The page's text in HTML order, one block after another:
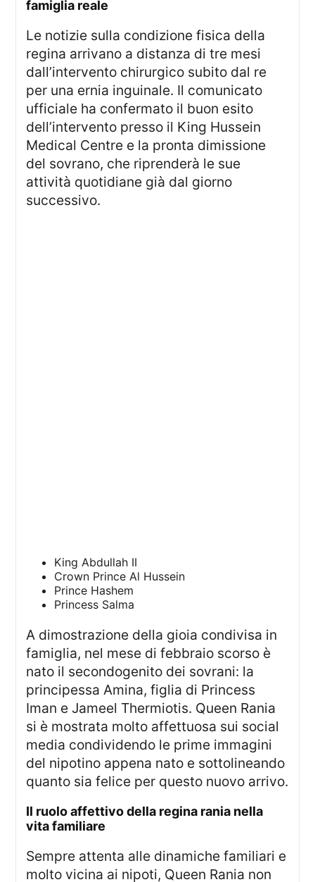
famiglia reale
Le notizie sulla condizione fisica della
regina arrivano a distanza di tre mesi
dall’intervento chirurgico subito dal re
per una ernia inguinale. Il comunicato
ufficiale ha confermato il buon esito
dell’intervento presso il King Hussein
Medical Centre e la pronta dimissione
del sovrano, che riprenderà le sue
attività quotidiane già dal giorno
successivo.
King Abdullah II
Crown Prince Al Hussein
Prince Hashem
Princess Salma
A dimostrazione della gioia condivisa in
famiglia, nel mese di febbraio scorso è
nato il secondogenito dei sovrani: la
principessa Amina, figlia di Princess
Iman e Jameel Thermiotis. Queen Rania
si è mostrata molto affettuosa sui social
media condividendo le prime immagini
del nipotino appena nato e sottolineando
quanto sia felice per questo nuovo arrivo.
il ruolo affettivo della regina rania nella
vita familiare
Sempre attenta alle dinamiche familiari e
molto vicina ai nipoti, Queen Rania non